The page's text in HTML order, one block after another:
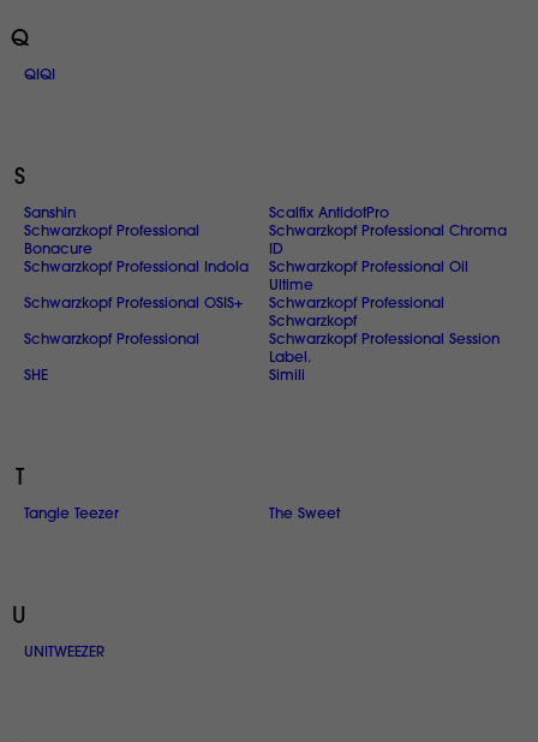
Q
QIQI
S
Sanshin
Scalfix AntidotPro
Schwarzkopf Professional
Bonacure
Schwarzkopf Professional Chroma
ID
Schwarzkopf Professional Indola
Schwarzkopf Professional Oil
Ultime
Schwarzkopf Professional OSIS+
Schwarzkopf Professional
Schwarzkopf
Schwarzkopf Professional
Schwarzkopf Professional Session
Label.
SHE
Simili
T
Tangle Teezer The Sweet
U
UNITWEEZER